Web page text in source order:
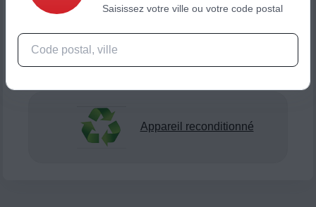
Appareil reconditionné
Saisissez votre ville ou votre code postal